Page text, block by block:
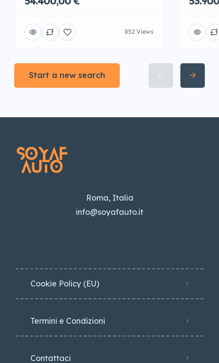
852 Views
Start a new search
Roma, Italia
info@soyafauto.it
Cookie Policy (EU)
Termini e Condizioni
Contattaci